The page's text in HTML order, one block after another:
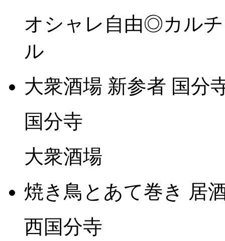
オシャレ自由◎カル
ル
大衆酒場 新参者 国分
国分寺
大衆酒場
焼き鳥とあて巻き 居
西国分寺